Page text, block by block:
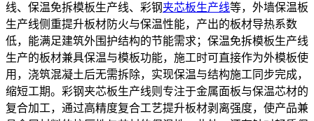
线、保温免拆模板生产线、彩钢夹芯板生产线等，外墙保温板
生产线侧重提升板材防火与保温性能，产出的板材导热系数
低，能满足建筑外围护结构的节能需求；保温免拆模板生产线
生产的板材兼具保温与模板功能，施工时可直接作为外模板使
用，浇筑混凝土后无需拆除，实现保温与结构施工同步完成，
缩短工期。彩钢夹芯板生产线则专注于金属面板与保温芯材的
复合加工，通过高精度复合工艺提升板材剥离强度，使产品兼